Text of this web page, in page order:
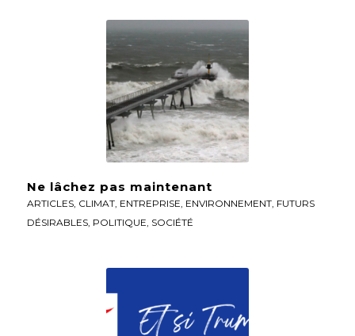
Ne lâchez pas maintenant
ARTICLES, CLIMAT, ENTREPRISE ENVIRONNEMENT, FUTURS
DÉSIRABLES, POLITIQUE SOCIÉTÉ